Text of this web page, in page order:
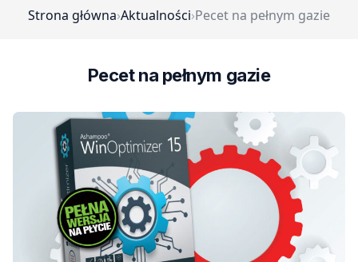
Strona główna›Aktualności›Pecet na pełnym gazie
Pecet na pełnym gazie